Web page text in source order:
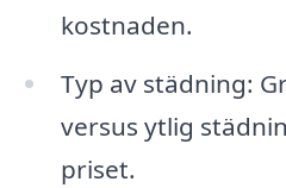
kostnaden.
Typ av städning:
versus ytlig
priset.